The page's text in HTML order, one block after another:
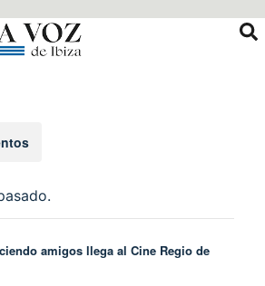
amigos llega al Cine Regio de